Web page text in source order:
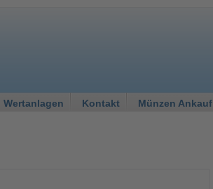
Wertanlagen Kontakt Münzen Ankauf